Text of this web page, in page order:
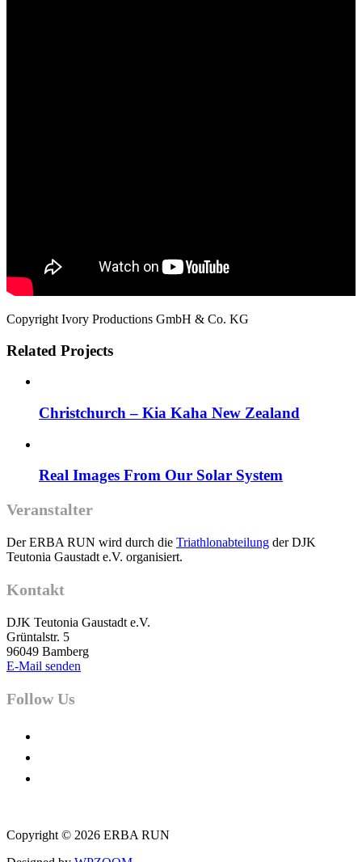
Copyright Ivory Productions GmbH & Co. KG
Related Projects
Christchurch – Kia Kaha New Zealand
Real Images From Our Solar System
Veranstalter
Der ERBA RUN wird durch die Triathlonabteilung der DJK
Teutonia Gaustadt e.V. organisiert.
Kontakt
DJK Teutonia Gaustadt e.V.
Grüntalstr. 5
96049 Bamberg
E-Mail senden
Follow Us
Copyright © 2026 ERBA RUN